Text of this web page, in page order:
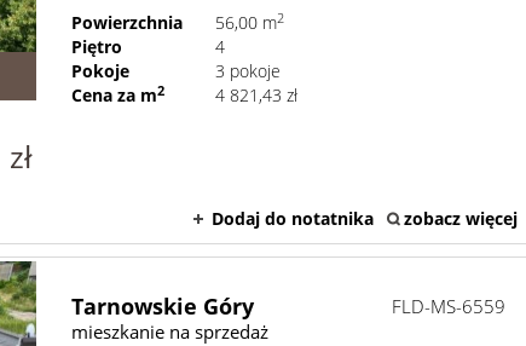
Powierzchnia
56,00 m2
Piętro
4
Pokoje
3 pokoje
Cena za m2 4 821,43 zł
zł
Dodaj do notatnika zobacz więcej
Tarnowskie Góry
mieszkanie na sprzedaż
FLD-MS-6559